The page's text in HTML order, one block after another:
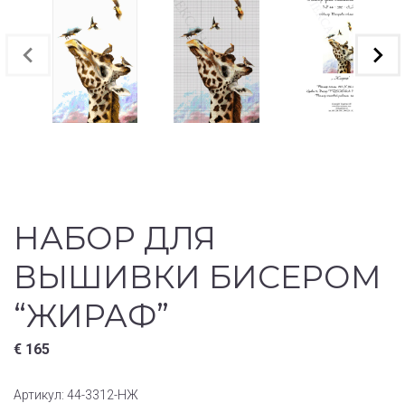
НАБОР ДЛЯ
ВЫШИВКИ БИСЕРОМ
“ЖИРАФ”
€ 165
Артикул: 44-3312-НЖ